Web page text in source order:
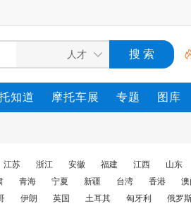
知道 摩托车展 专题 图库
江苏 浙江 安徽 福建 江西
山东
青海 宁夏 新疆 台湾 香港
澳
伊朗 英国 土耳其 匈牙利
俄罗